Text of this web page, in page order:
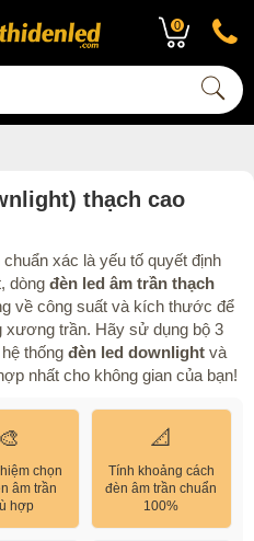
0
thạch cao
chuẩn xác là yếu tố quyết định
dòng đèn led âm trần thạch
về công suất và kích thước để
xương trần. Hãy sử dụng bộ 3
thống đèn led downlight và
nhất cho không gian của bạn!
🎨
chọn
âm trần
hợp
📐
Tính khoảng cách
đèn âm trần chuẩn
100%